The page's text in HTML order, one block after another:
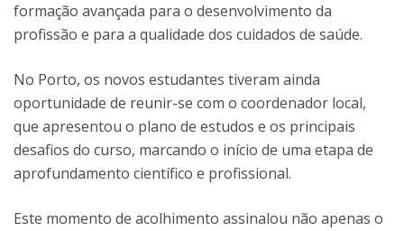
formação avançada para o desenvolvimento da
profissão e para a qualidade dos cuidados de saúde.
No Porto, os novos estudantes tiveram ainda
oportunidade de reunir-se com o coordenador local,
que apresentou o plano de estudos e os principais
desafios do curso, marcando o início de uma etapa de
aprofundamento científico e profissional.
Este momento de acolhimento assinalou não apenas o